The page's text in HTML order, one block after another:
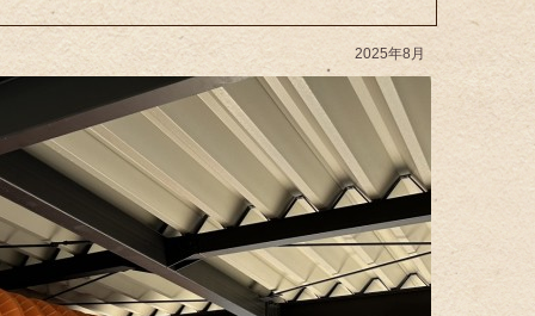
2025年8月